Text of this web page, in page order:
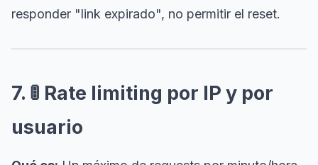
responder "link expirado", no permitir el reset.
7. 🚦 Rate limiting por IP y por
usuario